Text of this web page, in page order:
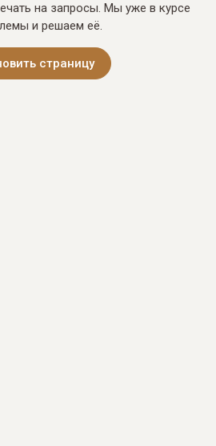
на запросы. Мы уже в курсе
и решаем её.
страницу